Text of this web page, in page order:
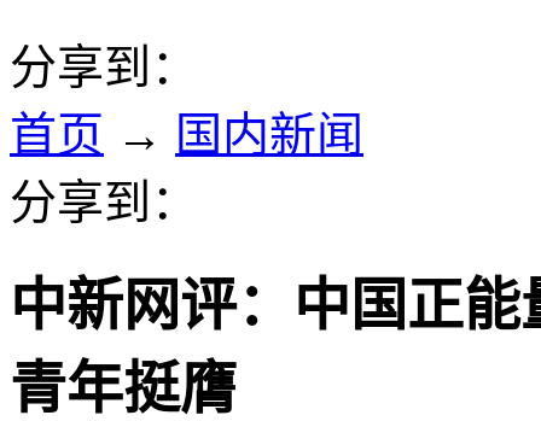
分享到：
首页 → 国内新闻
分享到：
中新网评：中国正
青年挺膺